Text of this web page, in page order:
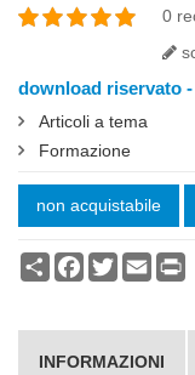
0
download riservato
Articoli a tema
Formazione
non acquistabile
CondividiFacebook
TwitterEmail
INFORMAZIONI